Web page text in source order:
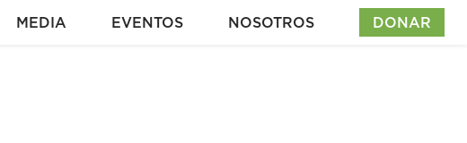
MEDIA EVENTOS NOSOTROS DONAR